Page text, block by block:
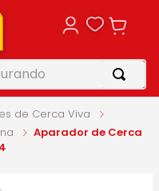
de Cerca Viva
Aparador de Cerca
motosserra